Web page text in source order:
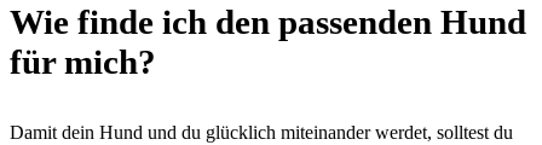
Wie finde ich den passenden Hund
für mich?
Damit dein Hund und du glücklich miteinander werdet, solltest du